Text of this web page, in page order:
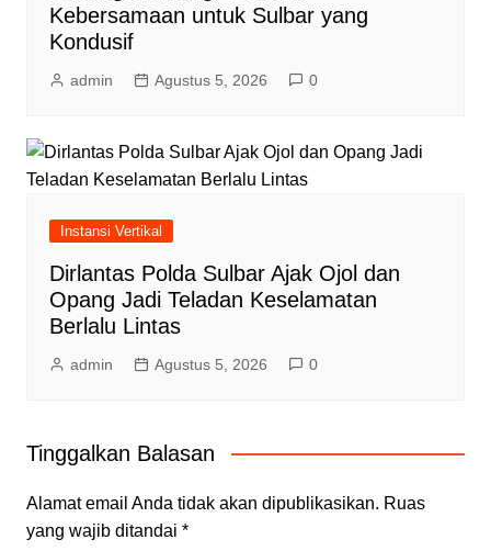
Kebersamaan untuk Sulbar yang
Kondusif
admin Agustus 5, 2026 0
Instansi Vertikal
Dirlantas Polda Sulbar Ajak Ojol dan
Opang Jadi Teladan Keselamatan
Berlalu Lintas
admin Agustus 5, 2026 0
Tinggalkan Balasan
Alamat email Anda tidak akan dipublikasikan. Ruas
yang wajib ditandai *